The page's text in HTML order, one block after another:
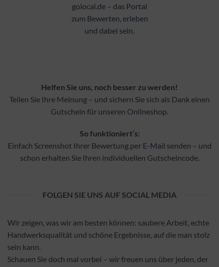
golocal.de – das Portal
zum Bewerten, erleben
und dabei sein.
Helfen Sie uns, noch besser zu werden!
Teilen Sie Ihre Meinung – und sichern Sie sich als Dank einen
Gutschein für unseren Onlineshop
So funktioniert‘s:
Einfach Screenshot Ihrer Bewertung per E-Mail senden – und
schon erhalten Sie Ihren individuellen Gutscheincode.
FOLGEN SIE UNS AUF SOCIAL MEDIA
Wir zeigen, was wir am besten können: saubere Arbeit, echte
Handwerksqualität und schöne Ergebnisse, auf die man stolz
sein kann.
Schauen Sie doch mal vorbei – wir freuen uns über jeden, der